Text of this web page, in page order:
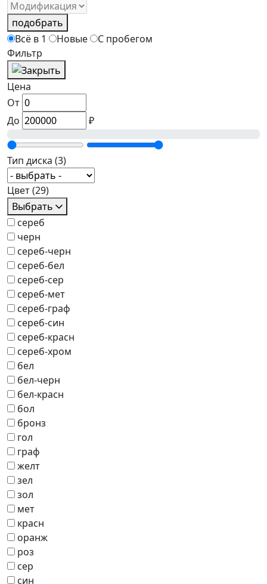
подобрать
Всё в 1
Новые
С пробегом
Фильтр
Цена
От
До
₽
Тип диска (3)
Цвет(29)
Выбрать
сереб
черн
сереб-черн
сереб-бел
сереб-сер
сереб-мет
сереб-граф
сереб-син
сереб-красн
сереб-хром
бел
бел-черн
бел-красн
бол
бронз
гол
граф
желт
зел
зол
мет
красн
оранж
роз
сер
син